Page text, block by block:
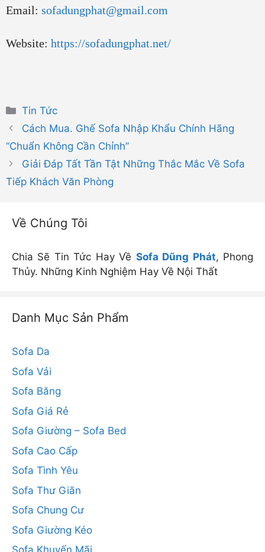
Email: sofadungphat@gmail.com
Website: https://sofadungphat.net/
Danh
mục
Tin Tức
Cách Mua. Ghế Sofa Nhập Khẩu Chính Hãng
“Chuẩn Không Cần Chỉnh”
Giải Đáp Tất Tần Tật Những Thắc Mắc Về Sofa
Tiếp Khách Văn Phòng
Về Chúng Tôi
Chia Sẽ Tin Tức Hay Về Sofa Dũng Phát, Phong
Thủy. Những Kinh Nghiệm Hay Về Nội Thất
Danh Mục Sản Phẩm
Sofa Da
Sofa Vải
Sofa Băng
Sofa Giá Rẻ
Sofa Giường – Sofa Bed
Sofa Cao Cấp
Sofa Tình Yêu
Sofa Thư Giãn
Sofa Chung Cư
Sofa Giường Kéo